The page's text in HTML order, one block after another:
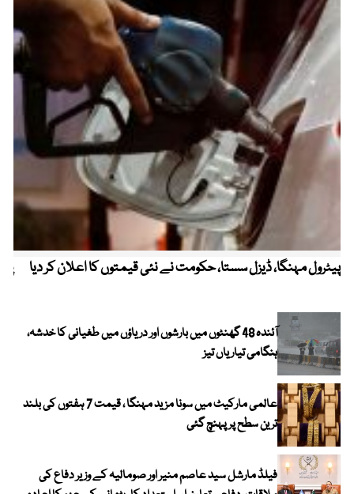
پیٹرول مہنگا، ڈیزل سستا، حکومت نے نئی قیمتوں کا اعلان کر دیا
آئندہ 48 گھنٹوں میں بارشوں اور دریاؤں میں طغیانی کا خدشہ،
ہنگامی تیاریاں تیز
عالمی مارکیٹ میں سونا مزید مہنگا ، قیمت 7 ہفتوں کی بلند
ترین سطح پر پہنچ گئی
فیلڈ مارشل سید عاصم منیر اور صومالیہ کے وزیر دفاع کی